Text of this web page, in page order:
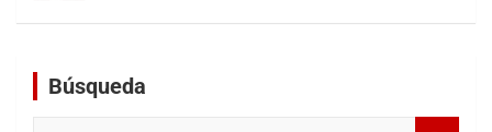
Búsqueda